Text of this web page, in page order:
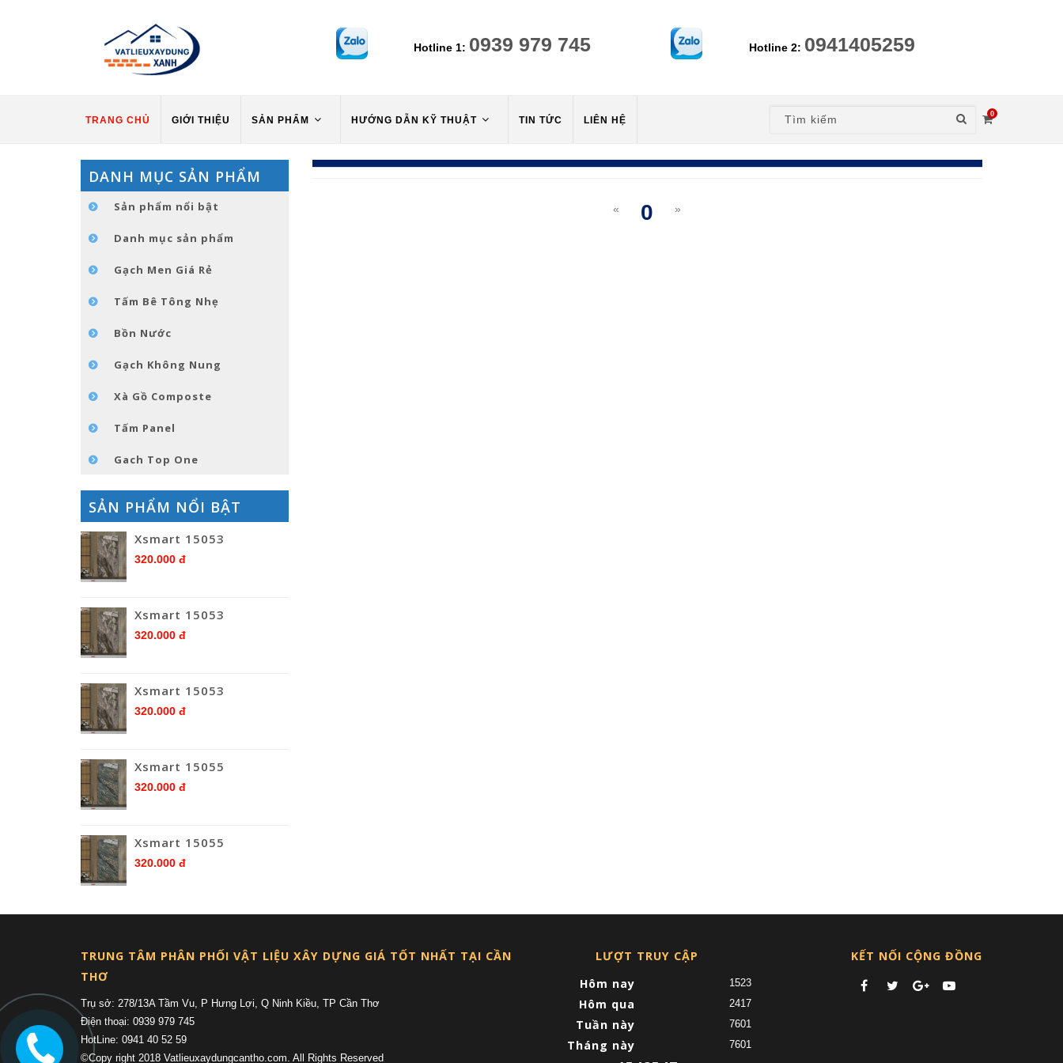
Hotline 1: 0939 979 745 Hotline 2: 0941405259
TRANG CHỦ GIỚI THIỆU SẢN PHẨM HƯỚNG DẪN KỸ THUẬT TIN TỨC LIÊN HỆ
0
DANH MỤC SẢN PHẨM
Sản phẩm nổi bật
Danh mục sản phẩm
Gạch Men Giá Rẻ
Tấm Bê Tông Nhẹ
Bồn Nước
Gạch Không Nung
Xà Gồ Composte
Tấm Panel
Gach Top One
SẢN PHẨM NỔI BẬT
Xsmart 15053
320.000 đ
Xsmart 15053
320.000 đ
Xsmart 15053
320.000 đ
Xsmart 15055
320.000 đ
Xsmart 15055
320.000 đ
«
0
»
TRUNG TÂM PHÂN PHỐI VẬT LIỆU XÂY DỰNG GIÁ TỐT NHẤT TẠI CẦN
THƠ
Trụ sở: 278/13A Tầm Vu, P Hưng Lợi, Q Ninh Kiều, TP Cần Thơ
Điện thoại: 0939 979 745
HotLine: 0941 40 52 59
©Copy right 2018 Vatlieuxaydungcantho.com. All Rights Reserved
LƯỢT TRUY CẬP
Hôm nay
1523
Hôm qua 2417
Tuần này 7601
Tháng này 7601
KẾT NỐI CỘNG ĐỒNG